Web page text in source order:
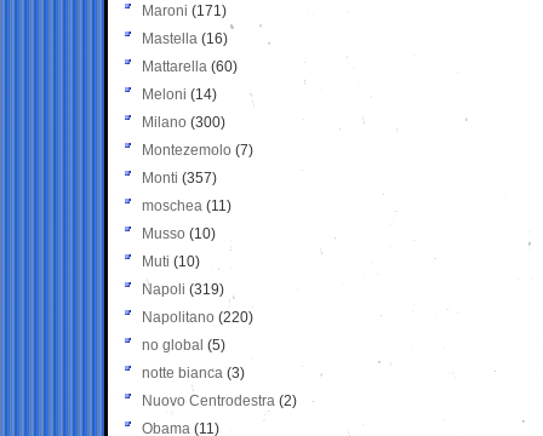
Maroni (171)
Mastella (16)
Mattarella (60)
Meloni (14)
Milano (300)
Montezemolo (7)
Monti (357)
moschea (11)
Musso (10)
Muti (10)
Napoli (319)
Napolitano (220)
no global (5)
notte bianca (3)
Nuovo Centrodestra (2)
Obama (11)